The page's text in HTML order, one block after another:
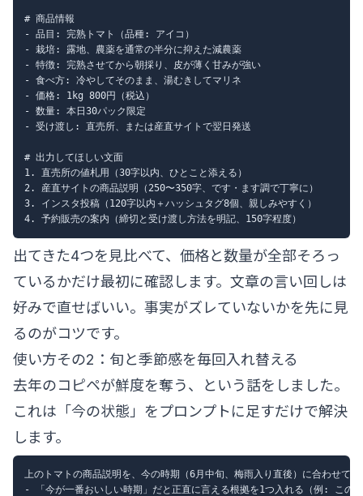
# 商品情報
- 品目: 完熟トマト（品種: アイコ）
- 栽培: 露地、農薬を通常の半分に抑えた減農薬
- 特徴: 完熟させてから朝採り、皮が薄く甘みが強い
- 食べ方: 冷やしてそのまま、湯むきしてマリネ
- 価格: 1kg 800円（税込）
- 数量: 本日30パック限定
- 受け渡し: 直売所、または産直サイトで翌日発送
# 出力してほしい文面
1. 直売所の値札用（30字以内、ひとこと添える）
2. 産直サイトの商品説明（250〜350字、です・ます調で丁寧に）
3. インスタ投稿（120字以内＋ハッシュタグ8個、親しみやすく）
出てきた4つを見比べて、価格と数量が全部そろっ
ているかだけ最初に確認します。文章の言い回しは
好みで直せばいい。事実がズレていないかを先に見
るのがコツです。
使い方その2：旬と季節感を毎回入れ替える
去年のコピペが鮮度を奪う、という話をしました。
これは「今の状態」をプロンプトに足すだけで解決
します。
上のトマトの商品説明を、今の時期（6月中旬、梅雨入り直後）に合わせて
- 「今が一番おいしい時期」だと正直に言える根拠を1つ入れる（例: この